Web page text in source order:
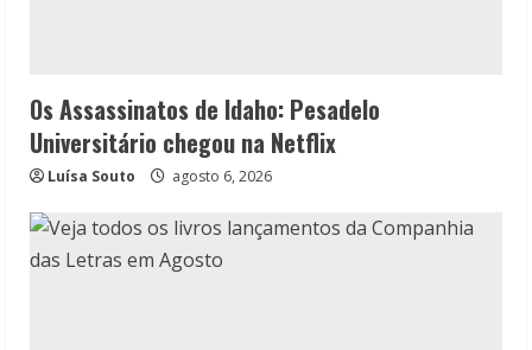
Os Assassinatos de Idaho: Pesadelo
Universitário chegou na Netflix
Luísa Souto agosto 6, 2026